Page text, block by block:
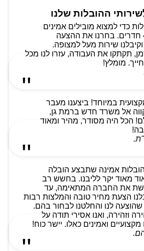
ההובלות שלנו
כדי למצוא מובילים אמינים
למעבר דירה של 4 חדרים. בחרנו את ההצעה
שירות מעל למצופה.
תקתקו את העבודה, עזרו לנו מכל
מומלץ!
במיוחד! ביצענו מעבר
אל משרד חדש ברמת גן,
הכל היה מסודר, מהיר ומאוד
אמינה שתבצע הובלה
מאוד יקר לליבנו. בחשש רב
את החברה המתאימה, עד
הצעת מחיר טובה והמלצות רבות
לנו והחלטנו לבחור בהם.
וזהירה, ואנו אסירי תודה על
ואמינים כאלו. יישר כוח!